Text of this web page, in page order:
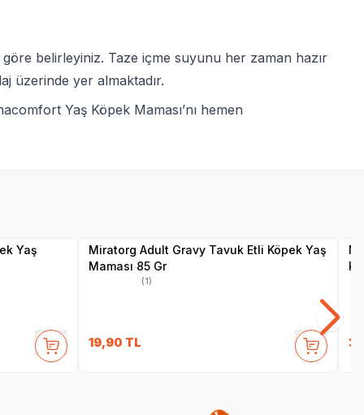
belirleyiniz. Taze içme suyunu her zaman hazır
üzerinde yer almaktadır.
Yaş Köpek Maması’nı hemen
Yaş
Miratorg Adult Gravy Tavuk Etli Köpek Yaş
Maması 85 Gr
(1)
19,90 TL